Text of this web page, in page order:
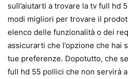
sull’aiutarti a trovare la tv full hd
modi migliori per trovare il
elenco delle funzionalità o dei
assicurarti che l’opzione che hai
tue preferenze. Dopotutto, che
full hd 55 pollici che non servirà